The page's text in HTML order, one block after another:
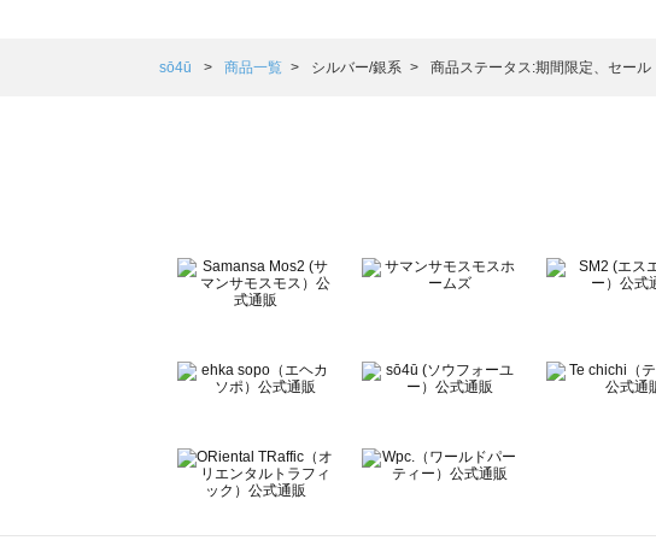
Samansa Mos2 Lagom（サマンサモスモス ラーゴム）の一覧
BETTY'S BLUE（べティーズブルー）の一覧
Wpc.（ワールドパーティー）の一覧
sō4ū 商品一覧 シルバー/銀系 商品ステータス:期間限定、セール